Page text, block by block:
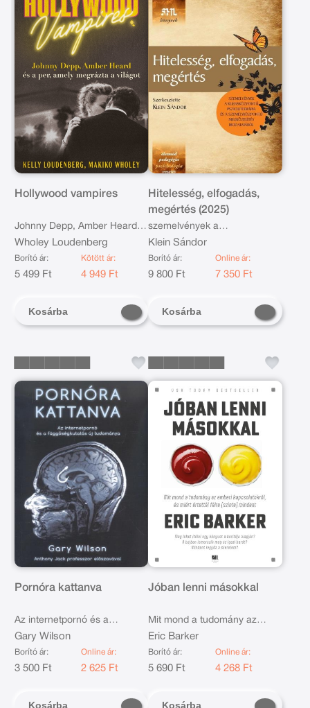
Hollywood vampires
Johnny Depp, Amber Heard
és a per, amely megrázta a
világot
Wholey Loudenberg
Borító ár:
5 499 Ft
Kötött ár:
4 949 Ft
Kosárba
Hitelesség, elfogadás,
megértés (2025)
szemelvények a
kliensközpontú pszichoterápia
és a személyközpontú
megközelítés irodalmából
Klein Sándor
Borító ár:
9 800 Ft
Online ár:
7 350 Ft
Kosárba
Pornóra kattanva
Az internetpornó és a
függőségkutatás új
tudománya
Gary Wilson
Borító ár:
3 500 Ft
Online ár:
2 625 Ft
Kosárba
Jóban lenni másokkal
Mit mond a tudomány az
emberi kapcsolatokról, és
miért értettél félre (szinte)
mindent
Eric Barker
Borító ár:
5 690 Ft
Online ár:
4 268 Ft
Kosárba